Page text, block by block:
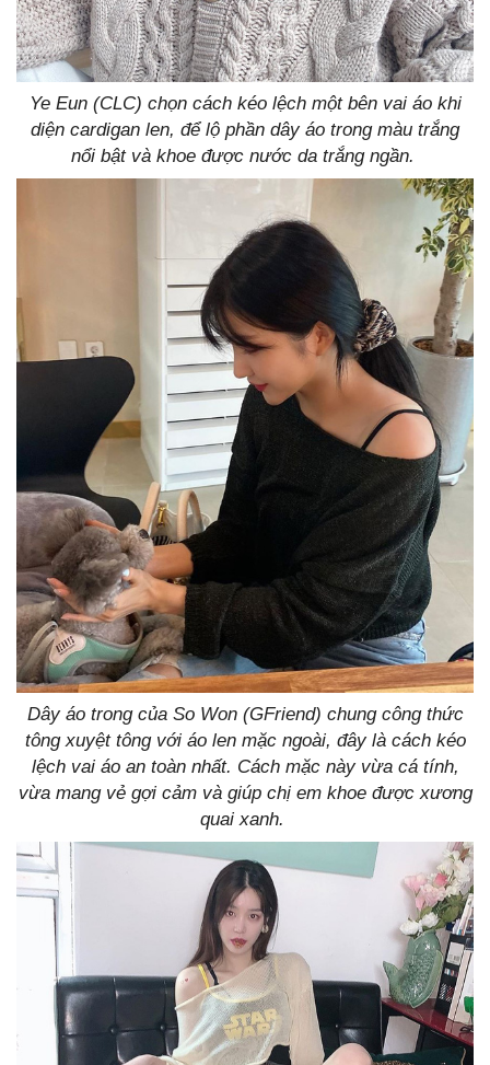
Ye Eun (CLC) chọn cách kéo lệch một bên vai áo khi
diện cardigan len, để lộ phần dây áo trong màu trắng
nổi bật và khoe được nước da trắng ngần.
Dây áo trong của So Won (GFriend) chung công thức
tông xuyệt tông với áo len mặc ngoài, đây là cách kéo
lệch vai áo an toàn nhất. Cách mặc này vừa cá tính,
vừa mang vẻ gợi cảm và giúp chị em khoe được xương
quai xanh.